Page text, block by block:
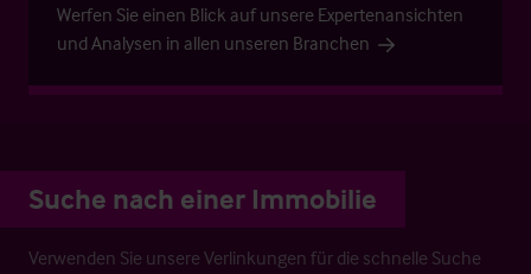
Werfen Sie einen Blick auf unsere Expertenansichten
und Analysen in allen unseren Branchen
Suche nach einer Immobilie
Verwenden Sie unsere Verlinkungen für die schnelle Suche